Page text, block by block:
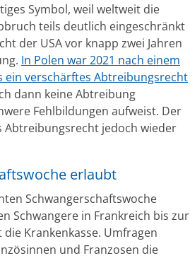
Symbol, weil weltweit die
teils deutlich eingeschränkt
der USA vor knapp zwei Jahren
In Polen war 2021 nach einem
verschärftes Abtreibungsrecht
dann keine Abtreibung
Fehlbildungen aufweist. Der
Abtreibungsrecht jedoch wieder
erlaubt
Schwangerschaftswoche
Schwangere in Frankreich bis zur
Krankenkasse. Umfragen
und Franzosen die